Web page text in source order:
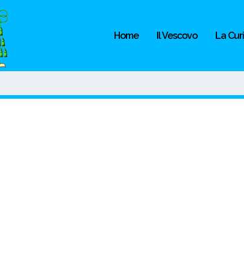
Home Il Vescovo La